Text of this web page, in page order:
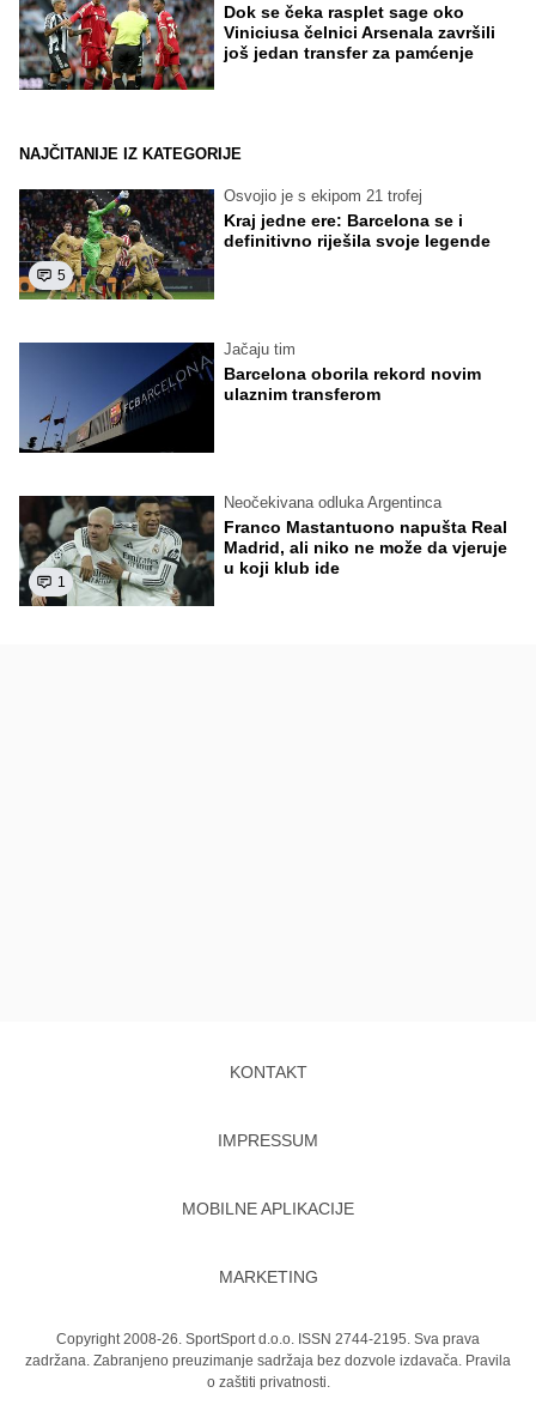
Dok se čeka rasplet sage oko
Viniciusa čelnici Arsenala završili
još jedan transfer za pamćenje
NAJČITANIJE IZ KATEGORIJE
5
Osvojio je s ekipom 21 trofej
Kraj jedne ere: Barcelona se i
definitivno riješila svoje legende
Jačaju tim
Barcelona oborila rekord novim
ulaznim transferom
1
Neočekivana odluka Argentinca
Franco Mastantuono napušta Real
Madrid, ali niko ne može da vjeruje
u koji klub ide
KONTAKT
IMPRESSUM
MOBILNE APLIKACIJE
MARKETING
Copyright 2008-26. SportSport d.o.o. ISSN 2744-2195. Sva prava
zadržana. Zabranjeno preuzimanje sadržaja bez dozvole izdavača. Pravila
o zaštiti privatnosti.